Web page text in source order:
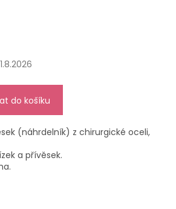
do košíku
(náhrdelník) z chirurgické oceli,
a přívěsek.